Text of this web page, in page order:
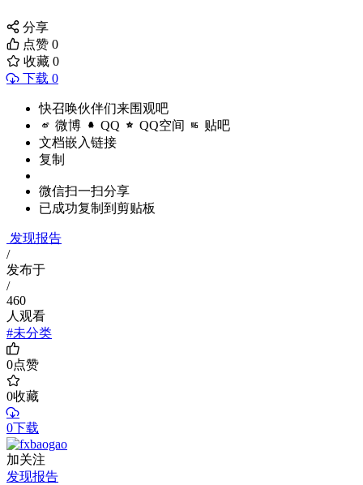
分享
点赞 0
收藏 0
下载 0
快召唤伙伴们来围观吧
微博 QQ QQ空间 贴吧
文档嵌入链接
复制
微信扫一扫分享
已成功复制到剪贴板
发现报告
/
发布于
/
460
人观看
#未分类
0点赞
0收藏
0下载
加关注
发现报告